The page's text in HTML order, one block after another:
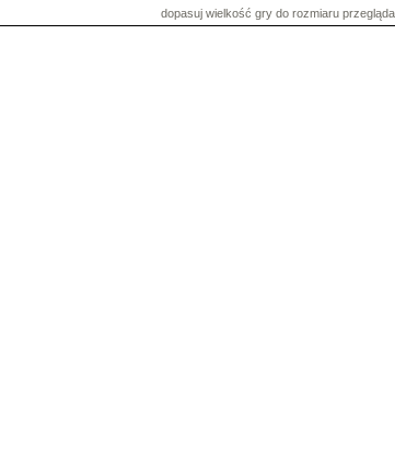
dopasuj wielkość gry do rozmiaru